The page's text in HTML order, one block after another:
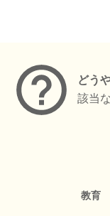
どう
該当
教育